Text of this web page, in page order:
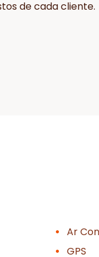
de cada cliente.
Ar
GPS